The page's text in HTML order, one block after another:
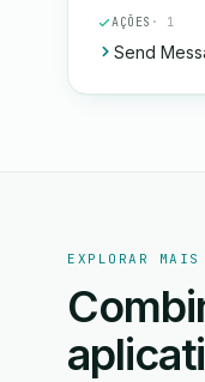
AÇÕES · 1
Send
EXPLORAR MAIS